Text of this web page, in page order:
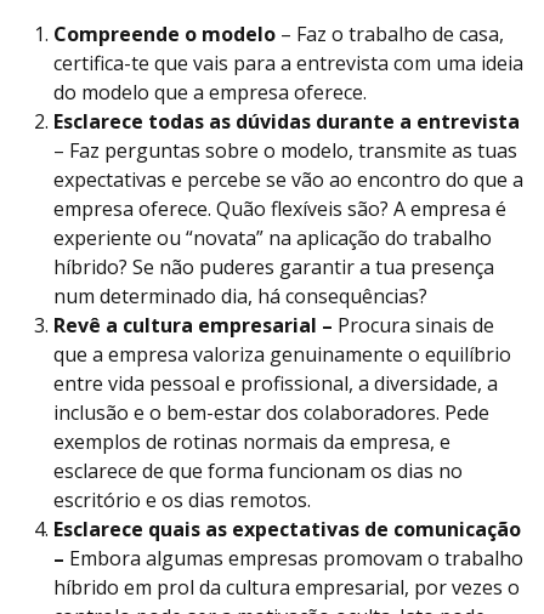
Compreende o modelo – Faz o trabalho de casa,
certifica-te que vais para a entrevista com uma ideia
do modelo que a empresa oferece.
Esclarece todas as dúvidas durante a entrevista
– Faz perguntas sobre o modelo, transmite as tuas
expectativas e percebe se vão ao encontro do que a
empresa oferece. Quão flexíveis são? A empresa é
experiente ou “novata” na aplicação do trabalho
híbrido? Se não puderes garantir a tua presença
num determinado dia, há consequências?
Revê a cultura empresarial – Procura sinais de
que a empresa valoriza genuinamente o equilíbrio
entre vida pessoal e profissional, a diversidade, a
inclusão e o bem-estar dos colaboradores. Pede
exemplos de rotinas normais da empresa, e
esclarece de que forma funcionam os dias no
escritório e os dias remotos.
Esclarece quais as expectativas de comunicação
– Embora algumas empresas promovam o trabalho
híbrido em prol da cultura empresarial, por vezes o